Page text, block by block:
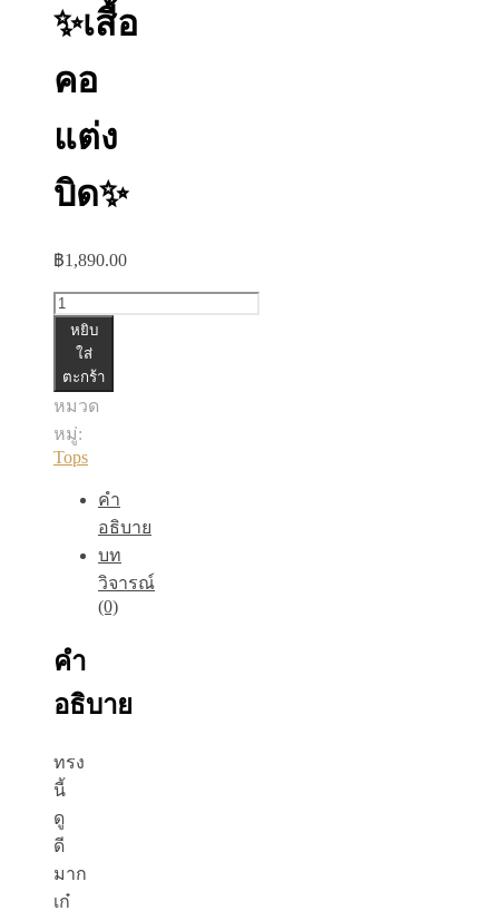
✨เสื้อ
คอ
แต่ง
บิด✨
฿1,890.00
จำนวน
✨เสื้อ
แต่ง
บิด✨
ชิ้น
หยิบ
ใส่
ตะกร้า
หมวด
หมู่:
Tops
คำ
อธิบาย
บท
วิจารณ์
(0)
คำ
อธิบาย
ทรง
นี้
ดู
ดี
มาก
เก๋